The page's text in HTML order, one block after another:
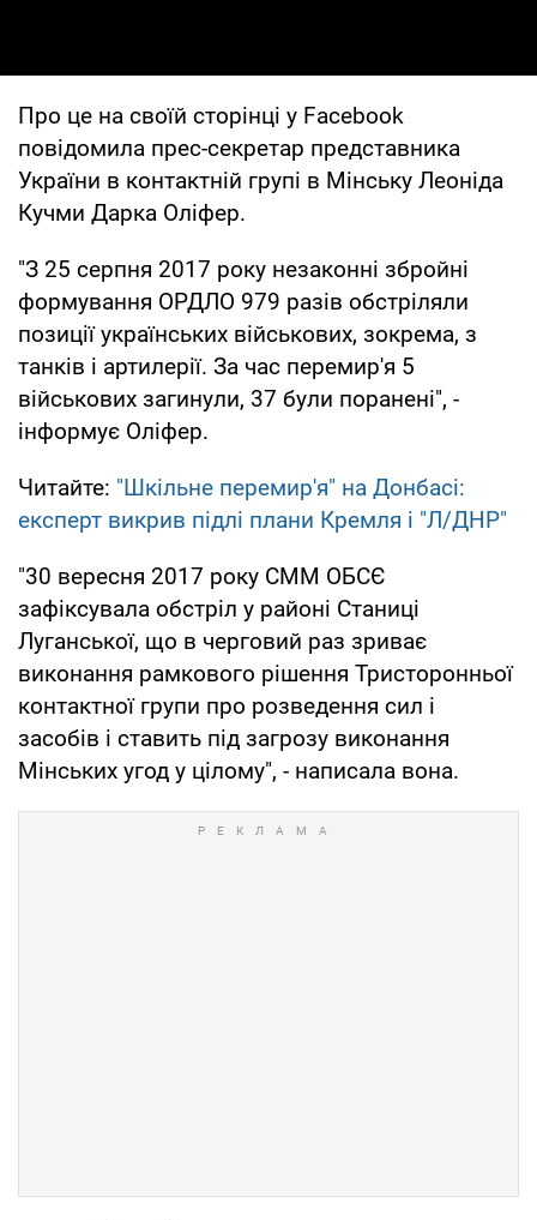
Про це на своїй сторінці у Facebook
повідомила прес-секретар представника
України в контактній групі в Мінську Леоніда
Кучми Дарка Оліфер.
"З 25 серпня 2017 року незаконні збройні
формування ОРДЛО 979 разів обстріляли
позиції українських військових, зокрема, з
танків і артилерії. За час перемир'я 5
військових загинули, 37 були поранені", -
інформує Оліфер.
Читайте: "Шкільне перемир'я" на Донбасі:
експерт викрив підлі плани Кремля і "Л/ДНР"
"30 вересня 2017 року СММ ОБСЄ
зафіксувала обстріл у районі Станиці
Луганської, що в черговий раз зриває
виконання рамкового рішення Тристоронньої
контактної групи про розведення сил і
засобів і ставить під загрозу виконання
Мінських угод у цілому", - написала вона.